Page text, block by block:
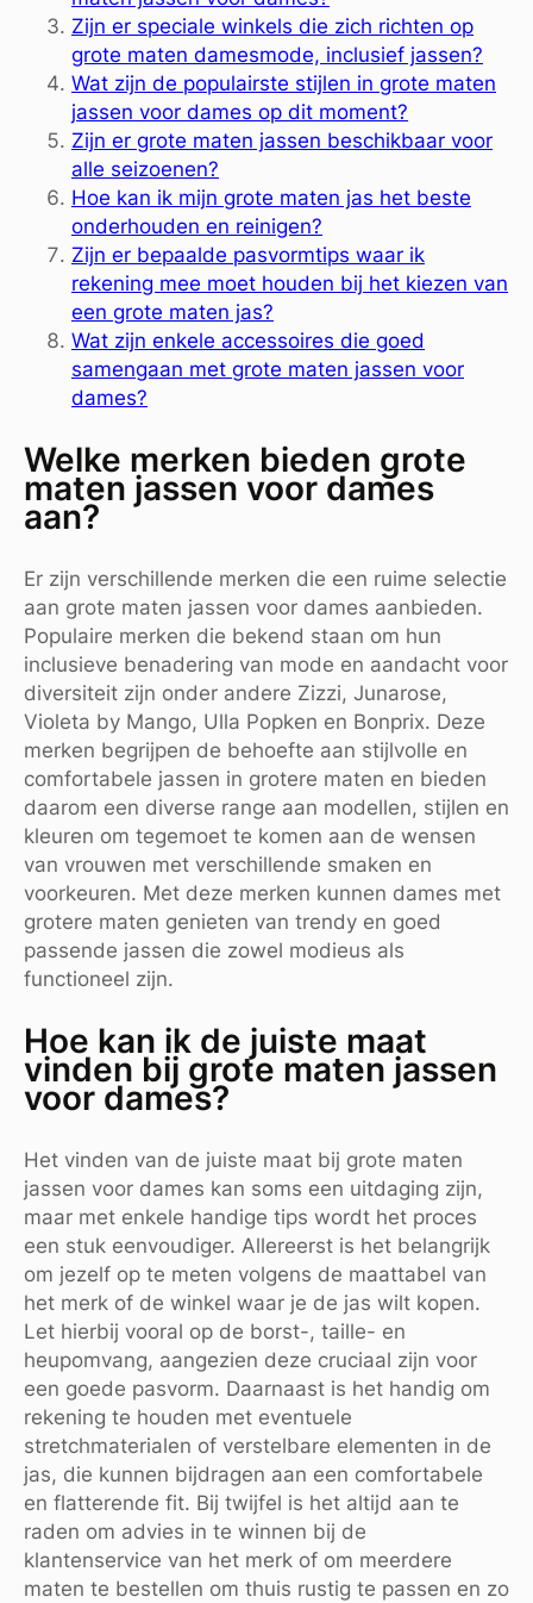
Zijn er speciale winkels die zich richten op
grote maten damesmode, inclusief jassen?
Wat zijn de populairste stijlen in grote maten
jassen voor dames op dit moment?
Zijn er grote maten jassen beschikbaar voor
alle seizoenen?
Hoe kan ik mijn grote maten jas het beste
onderhouden en reinigen?
Zijn er bepaalde pasvormtips waar ik
rekening mee moet houden bij het kiezen van
een grote maten jas?
Wat zijn enkele accessoires die goed
samengaan met grote maten jassen voor
dames?
Welke merken bieden grote
maten jassen voor dames
aan?
Er zijn verschillende merken die een ruime selectie
aan grote maten jassen voor dames aanbieden.
Populaire merken die bekend staan om hun
inclusieve benadering van mode en aandacht voor
diversiteit zijn onder andere Zizzi, Junarose,
Violeta by Mango, Ulla Popken en Bonprix. Deze
merken begrijpen de behoefte aan stijlvolle en
comfortabele jassen in grotere maten en bieden
daarom een diverse range aan modellen, stijlen en
kleuren om tegemoet te komen aan de wensen
van vrouwen met verschillende smaken en
voorkeuren. Met deze merken kunnen dames met
grotere maten genieten van trendy en goed
passende jassen die zowel modieus als
functioneel zijn.
Hoe kan ik de juiste maat
vinden bij grote maten jassen
voor dames?
Het vinden van de juiste maat bij grote maten
jassen voor dames kan soms een uitdaging zijn,
maar met enkele handige tips wordt het proces
een stuk eenvoudiger. Allereerst is het belangrijk
om jezelf op te meten volgens de maattabel van
het merk of de winkel waar je de jas wilt kopen.
Let hierbij vooral op de borst-, taille- en
heupomvang, aangezien deze cruciaal zijn voor
een goede pasvorm. Daarnaast is het handig om
rekening te houden met eventuele
stretchmaterialen of verstelbare elementen in de
jas, die kunnen bijdragen aan een comfortabele
en flatterende fit. Bij twijfel is het altijd aan te
raden om advies in te winnen bij de
klantenservice van het merk of om meerdere
maten te bestellen om thuis rustig te passen en zo